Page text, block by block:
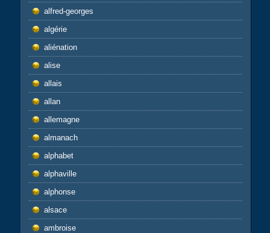
alfred-georges
algérie
aliénation
alise
allais
allan
allemagne
almanach
alphabet
alphaville
alphonse
alsace
ambroise